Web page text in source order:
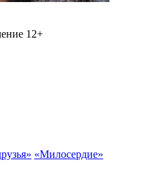
«Милосердие»